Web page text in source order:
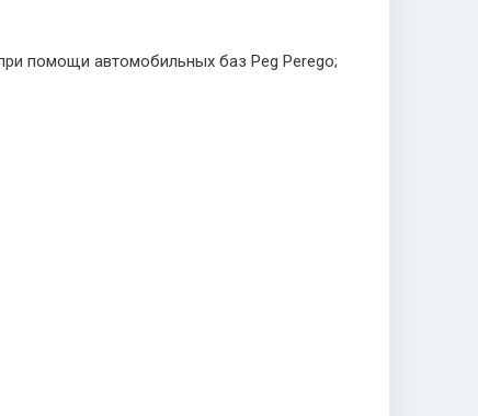
помощи автомобильных баз Peg Perego;